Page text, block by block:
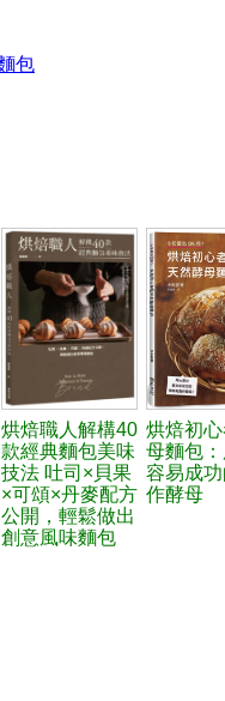
包
烘焙職人解構40
款經典麵包美味
技法 吐司×貝果
×可頌×丹麥配方
公開，輕鬆做出
創意風味麵包
烘焙初
母麵包
容易成
作酵母